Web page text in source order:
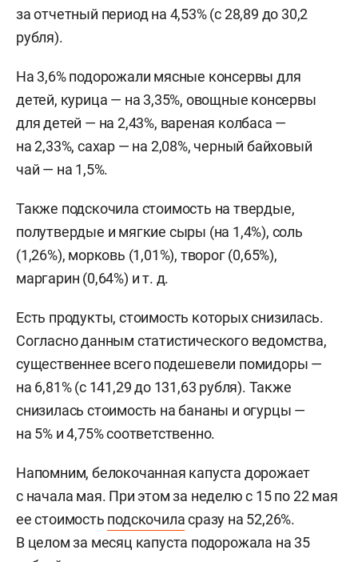
за отчетный период на 4,53% (с 28,89 до 30,2
рубля).
На 3,6% подорожали мясные консервы для
детей, курица — на 3,35%, овощные консервы
для детей — на 2,43%, вареная колбаса —
на 2,33%, сахар — на 2,08%, черный байховый
чай — на 1,5%.
Также подскочила стоимость на твердые,
полутвердые и мягкие сыры (на 1,4%), соль
(1,26%), морковь (1,01%), творог (0,65%),
маргарин (0,64%) и т. д.
Есть продукты, стоимость которых снизилась.
Согласно данным статистического ведомства,
существеннее всего подешевели помидоры —
на 6,81% (с 141,29 до 131,63 рубля). Также
снизилась стоимость на бананы и огурцы —
на 5% и 4,75% соответственно.
Напомним, белокочанная капуста дорожает
с начала мая. При этом за неделю с 15 по 22 мая
ее стоимость подскочиласразу на 52,26%.
В целом за месяц капуста подорожала на 35